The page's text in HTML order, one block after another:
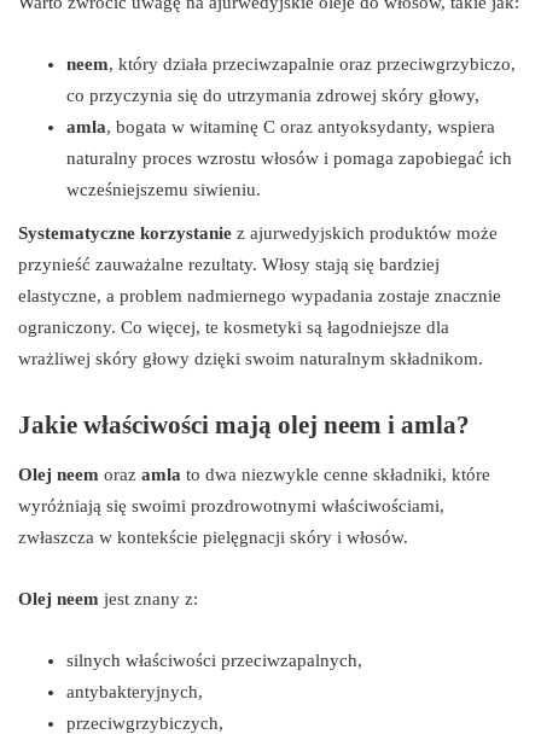
neem, który działa przeciwzapalnie oraz przeciwgrzybiczo,
co przyczynia się do utrzymania zdrowej skóry głowy,
amla, bogata w witaminę C oraz antyoksydanty, wspiera
naturalny proces wzrostu włosów i pomaga zapobiegać ich
wcześniejszemu siwieniu.
Systematyczne korzystanie z ajurwedyjskich produktów może
przynieść zauważalne rezultaty. Włosy stają się bardziej
elastyczne, a problem nadmiernego wypadania zostaje znacznie
ograniczony. Co więcej, te kosmetyki są łagodniejsze dla
wrażliwej skóry głowy dzięki swoim naturalnym składnikom.
Jakie właściwości mają olej neem i amla?
Olej neem oraz amla to dwa niezwykle cenne składniki, które
wyróżniają się swoimi prozdrowotnymi właściwościami,
zwłaszcza w kontekście pielęgnacji skóry i włosów.
Olej neem jest znany z:
silnych właściwości przeciwzapalnych,
antybakteryjnych,
przeciwgrzybiczych,